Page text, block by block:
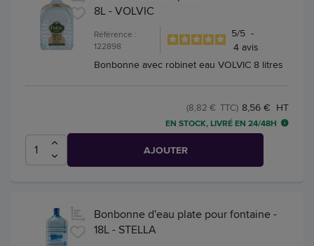
8L - VOLVIC
Référence :
122898
5/5 -
4 avis
Bonbonne avec robinet eau VOLVIC 8 litres
8,56 € HT
(8,82 € TTC)
EN STOCK, LIVRÉ EN 24/48H
AJOUTER
Bonbonne d'eau plate pour fontaine -
18L - STELLA